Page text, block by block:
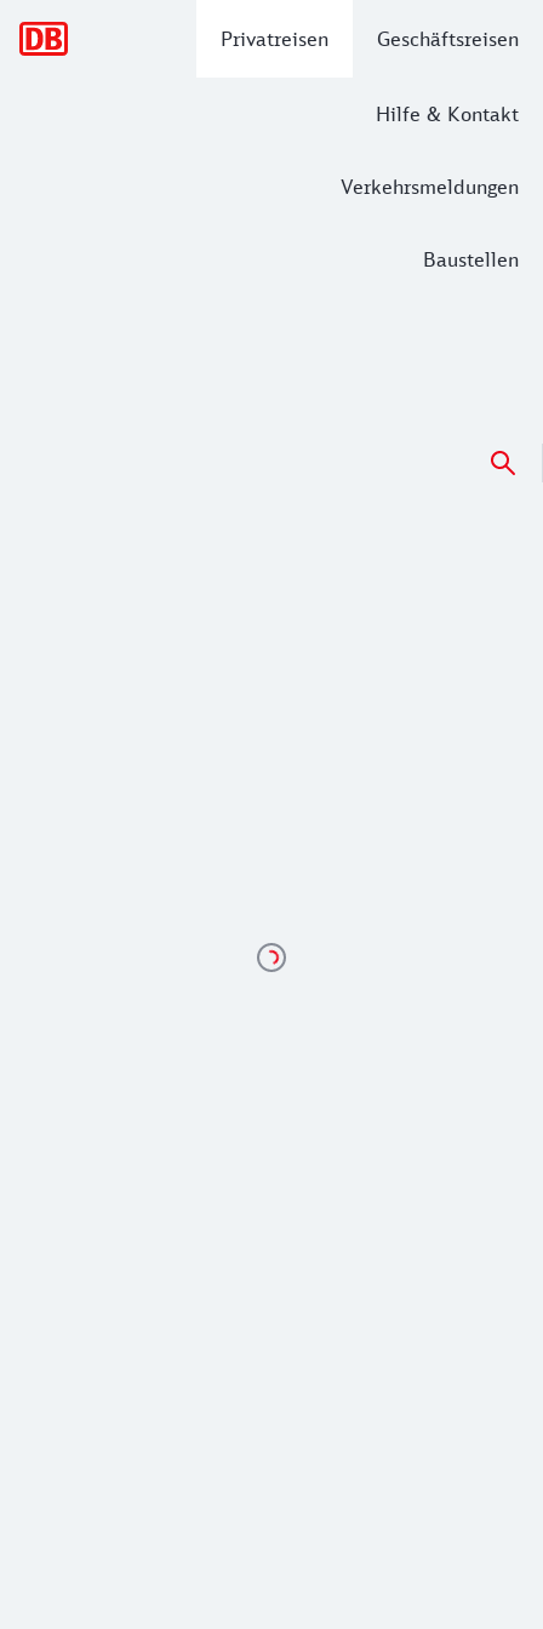
Privatreisen Geschäftsreisen
Hilfe & Kontakt
Verkehrsmeldungen
Baustellen